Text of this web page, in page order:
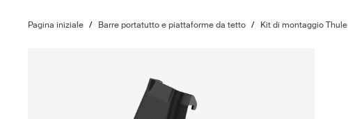
Pagina iniziale / Barre portatutto e piattaforme da tetto / Kit di montaggio Thule